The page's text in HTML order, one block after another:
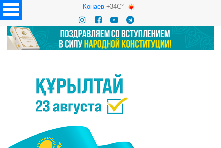
Конаев+34C°